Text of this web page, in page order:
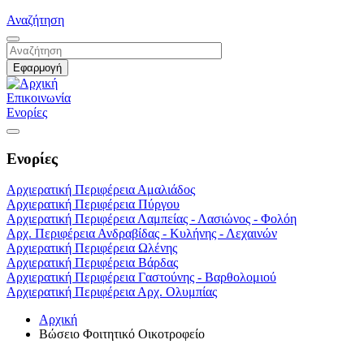
Αναζήτηση
Επικοινωνία
Ενορίες
Ενορίες
Αρχιερατική Περιφέρεια Αμαλιάδος
Αρχιερατική Περιφέρεια Πύργου
Αρχιερατική Περιφέρεια Λαμπείας - Λασιώνος - Φολόη
Αρχ. Περιφέρεια Ανδραβίδας - Κυλήνης - Λεχαινών
Αρχιερατική Περιφέρεια Ωλένης
Αρχιερατική Περιφέρεια Βάρδας
Αρχιερατική Περιφέρεια Γαστούνης - Βαρθολομιού
Αρχιερατική Περιφέρεια Αρχ. Ολυμπίας
Αρχική
Βώσειο Φοιτητικό Οικοτροφείο